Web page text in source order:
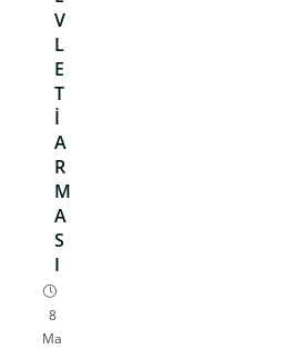
V
L
E
T
İ
A
R
M
A
S
I
8
Ma